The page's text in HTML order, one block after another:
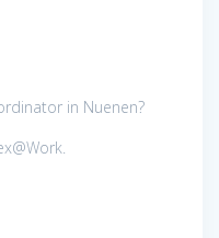
in Nuenen?